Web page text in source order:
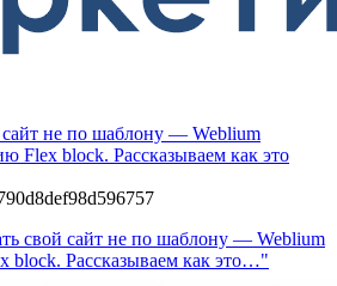
сайт не по шаблону — Weblium
Flex block. Рассказываем как это
свой сайт не по шаблону — Weblium
block. Рассказываем как это…"